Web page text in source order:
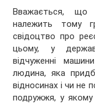
Вважається, що
належить тому
свідоцтво про
цьому, у
відчуженні
людина, яка
відносинах і чи не
подружжя, у